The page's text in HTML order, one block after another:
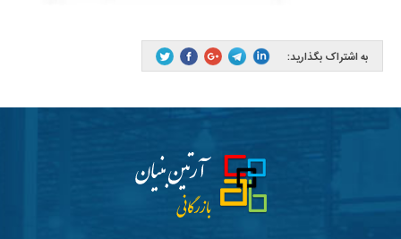
به اشتراک بگذارید: